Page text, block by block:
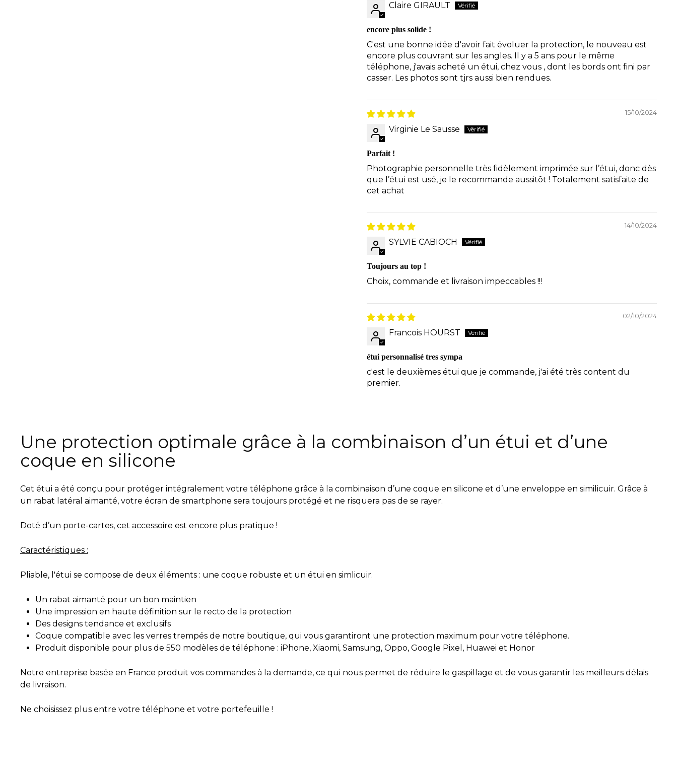
Claire GIRAULT
encore plus solide !
C'est une bonne idée d'avoir fait évoluer la protection, le nouveau est
encore plus couvrant sur les angles. Il y a 5 ans pour le même
téléphone, j'avais acheté un étui, chez vous , dont les bords ont fini par
casser. Les photos sont tjrs aussi bien rendues.
15/10/2024
Virginie Le Sausse
Parfait !
Photographie personnelle très fidèlement imprimée sur l’étui, donc dès
que l’étui est usé, je le recommande aussitôt ! Totalement satisfaite de
cet achat
14/10/2024
SYLVIE CABIOCH
Toujours au top !
Choix, commande et livraison impeccables !!!
02/10/2024
Francois HOURST
étui personnalisé tres sympa
c'est le deuxièmes étui que je commande, j'ai été très content du
premier.
Une protection optimale grâce à la combinaison d’un étui et d’une
coque en silicone
Cet étui a été conçu pour protéger intégralement votre téléphone grâce à la combinaison d’une coque en silicone et d’une enveloppe en similicuir. Grâce à
un rabat latéral aimanté, votre écran de smartphone sera toujours protégé et ne risquera pas de se rayer.
Doté d’un porte-cartes, cet accessoire est encore plus pratique !
Caractéristiques :
Pliable, l'étui se compose de deux éléments : une coque robuste et un étui en simlicuir.
Un rabat aimanté pour un bon maintien
Une impression en haute définition sur le recto de la protection
Des designs tendance et exclusifs
Coque compatible avec les verres trempés de notre boutique, qui vous garantiront une protection maximum pour votre téléphone.
Produit disponible pour plus de 550 modèles de téléphone : iPhone, Xiaomi, Samsung, Oppo, Google Pixel, Huawei et Honor
Notre entreprise basée en France produit vos commandes à la demande, ce qui nous permet de réduire le gaspillage et de vous garantir les meilleurs délais
de livraison.
Ne choisissez plus entre votre téléphone et votre portefeuille !